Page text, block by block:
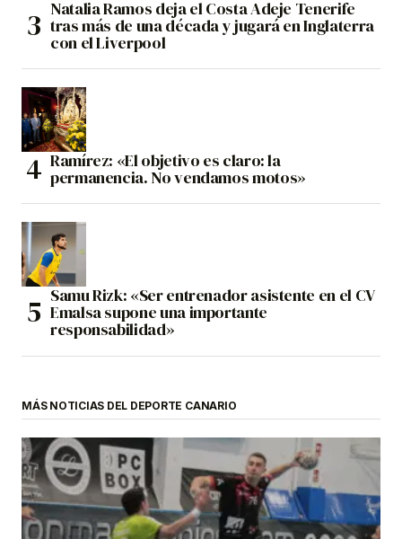
Natalia Ramos deja el Costa Adeje Tenerife
tras más de una década y jugará en Inglaterra
con el Liverpool
Ramírez: «El objetivo es claro: la
permanencia. No vendamos motos»
Samu Rizk: «Ser entrenador asistente en el CV
Emalsa supone una importante
responsabilidad»
MÁS NOTICIAS DEL DEPORTE CANARIO